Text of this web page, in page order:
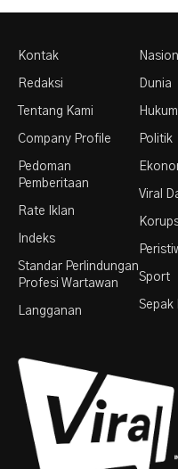
Kontak
Redaksi
Tentang Kami
Company Profile
Pedoman
Pemberitaan
Rate Iklan
Indeks
Standar Perlindungan
Profesi Wartawan
Langganan
Dunia
Hukum
Politik
Viral
Sport
Sepak